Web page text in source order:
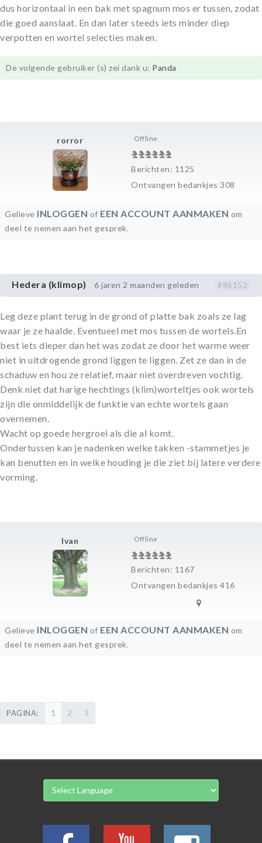
rorror Offline
Berichten: 1125
Ontvangen bedankjes 308
dus horizontaal in een bak met spagnum mos er tussen, zodat
die goed aanslaat. En dan later steeds iets minder diep
verpotten en wortel selecties maken.
De volgende gebruiker (s) zei dank u: Panda
Gelieve INLOGGEN of EEN ACCOUNT AANMAKEN om
deel te nemen aan het gesprek.
Hedera (klimop) 6 jaren 2 maanden geleden #86152
Ivan Offline
Berichten: 1167
Ontvangen bedankjes 416
Leg deze plant terug in de grond of platte bak zoals ze lag
waar je ze haalde. Eventueel met mos tussen de wortels.En
best iets dieper dan het was zodat ze door het warme weer
niet in uitdrogende grond liggen te liggen. Zet ze dan in de
schaduw en hou ze relatief, maar niet overdreven vochtig.
Denk niet dat harige hechtings (klim)worteltjes ook wortels
zijn die onmiddelijk de funktie van echte wortels gaan
overnemen.
Wacht op goede hergroei als die al komt.
Ondertussen kan je nadenken welke takken -stammetjes je
kan benutten en in welke houding je die ziet bij latere verdere
vorming.
Gelieve INLOGGEN of EEN ACCOUNT AANMAKEN om
deel te nemen aan het gesprek.
PAGINA: 1 2 3